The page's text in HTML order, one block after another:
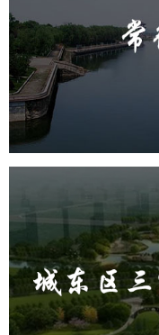
旅游休闲
城东区
旅游休闲 公园